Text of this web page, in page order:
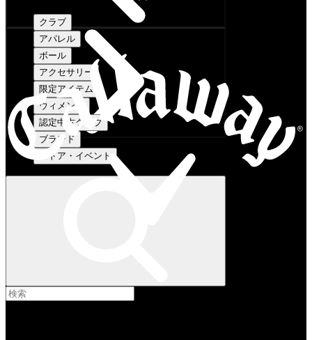
クラブ
アパレル
ボール
アクセサリー
限定アイテム
ウィメンズ
認定中古クラブ
ブランド
ストア・イベント